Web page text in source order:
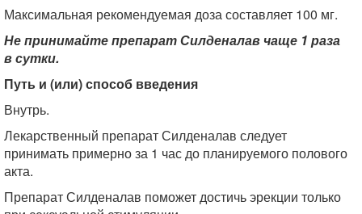
Максимальная рекомендуемая доза составляет 100 мг.
Не принимайте препарат Силденалав чаще 1 раза
в сутки.
Путь и (или) способ введения
Внутрь.
Лекарственный препарат Силденалав следует
принимать примерно за 1 час до планируемого полового
акта.
Препарат Силденалав поможет достичь эрекции только